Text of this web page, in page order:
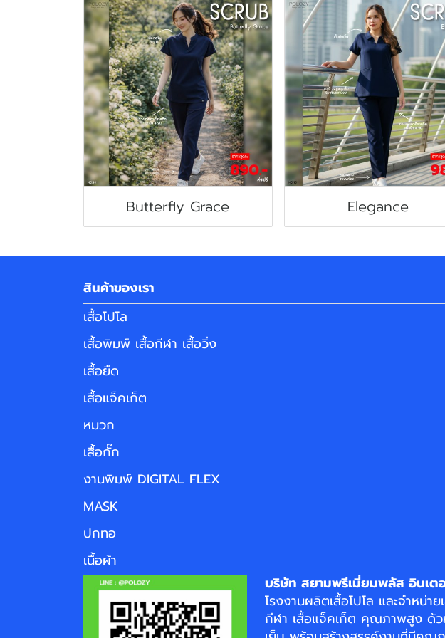
Butterfly Grace Elegance
สินค้าของเรา
เสื้อโปโล
เสื้อพิมพ์ เสื้อกีฬา เสื้อวิ่ง
เสื้อยืด
เสื้อแจ็คเก็ต
หมวก
เสื้อกั๊ก
งานพิมพ์ DIGITAL FLEX
MASK
ปกทอ
เนื้อผ้า
บริษัท สยามพรีเมี่ยมพลัส อินเต
โรงงานผลิตเสื้อโปโล และจำหน่าย
กีฬา เสื้อแจ็คเก็ต คุณภาพสูง ด้วย